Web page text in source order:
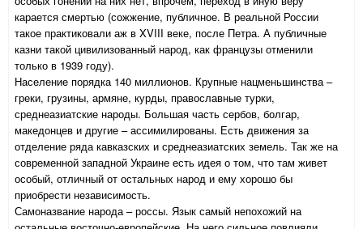
карается смертью (сожжение, публичное. В реальной России
такое практиковали аж в XVIII веке, после Петра. А публичные
казни такой цивилизованный народ, как французы отменили
только в 1939 году).
Население порядка 140 миллионов. Крупные нацменьшинства –
греки, грузины, армяне, курды, православные турки,
среднеазиатские народы. Большая часть сербов, болгар,
македонцев и другие – ассимилированы. Есть движения за
отделение ряда кавказских и среднеазиатских земель. Так же на
современной западной Украине есть идея о том, что там живет
особый, отличный от остальных народ и ему хорошо бы
приобрести независимость.
Самоназвание народа – россы. Язык самый непохожий на